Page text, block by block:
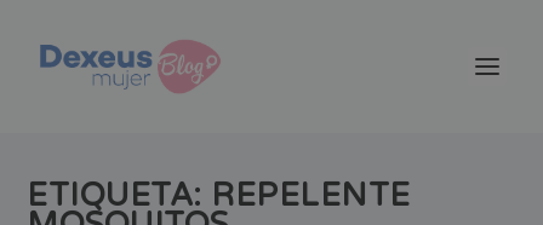
ETIQUETA: REPELENTE